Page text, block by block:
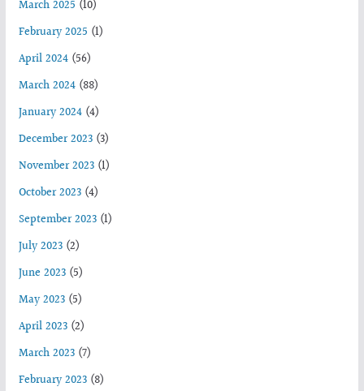
March 2025 (10)
February 2025 (1)
April 2024(56)
March 2024(88)
January 2024(4)
December 2023(3)
November 2023(1)
October 2023(4)
September 2023(1)
July 2023(2)
June 2023(5)
May 2023(5)
April 2023(2)
March 2023(7)
February 2023(8)